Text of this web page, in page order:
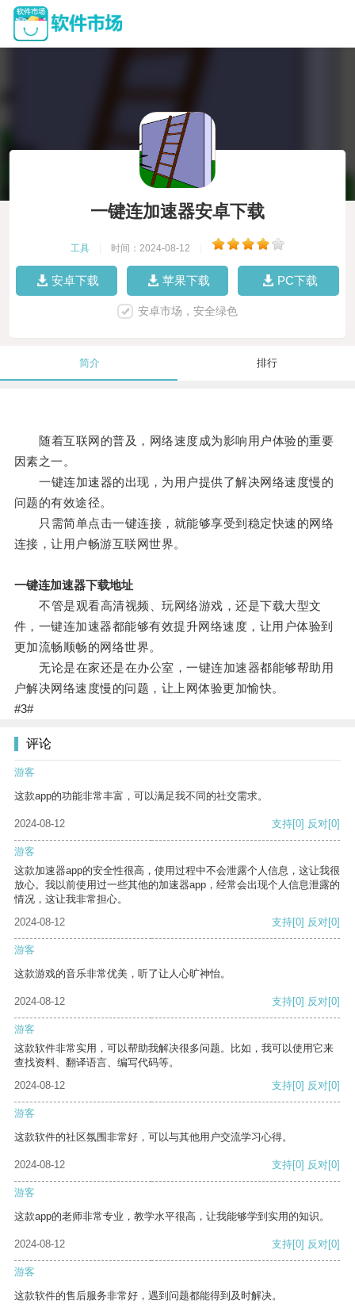
一键连加速器安卓下载
工具 时间：2024-08-12
安卓下载 苹果下载 PC下载
安卓市场，安全绿色
简介 排行
随着互联网的普及，网络速度成为影响用户体验的重要
因素之一。
一键连加速器的出现，为用户提供了解决网络速度慢的
问题的有效途径。
只需简单点击一键连接，就能够享受到稳定快速的网络
连接，让用户畅游互联网世界。
一键连加速器下载地址
不管是观看高清视频、玩网络游戏，还是下载大型文
件，一键连加速器都能够有效提升网络速度，让用户体验到
更加流畅顺畅的网络世界。
无论是在家还是在办公室，一键连加速器都能够帮助用
户解决网络速度慢的问题，让上网体验更加愉快。
#3#
评论
游客
这款app的功能非常丰富，可以满足我不同的社交需求。
2024-08-12 支持[0] 反对[0]
游客
这款加速器app的安全性很高，使用过程中不会泄露个人信息，这让我很
放心。我以前使用过一些其他的加速器app，经常会出现个人信息泄露的
情况，这让我非常担心。
2024-08-12
支持[0] 反对[0]
游客
这款游戏的音乐非常优美，听了让人心旷神怡。
2024-08-12 支持[0] 反对[0]
游客
这款软件非常实用，可以帮助我解决很多问题。比如，我可以使用它来
查找资料、翻译语言、编写代码等。
2024-08-12
支持[0] 反对[0]
游客
这款软件的社区氛围非常好，可以与其他用户交流学习心得。
2024-08-12 支持[0] 反对[0]
游客
这款app的老师非常专业，教学水平很高，让我能够学到实用的知识。
2024-08-12 支持[0] 反对[0]
游客
这款软件的售后服务非常好，遇到问题都能得到及时解决。